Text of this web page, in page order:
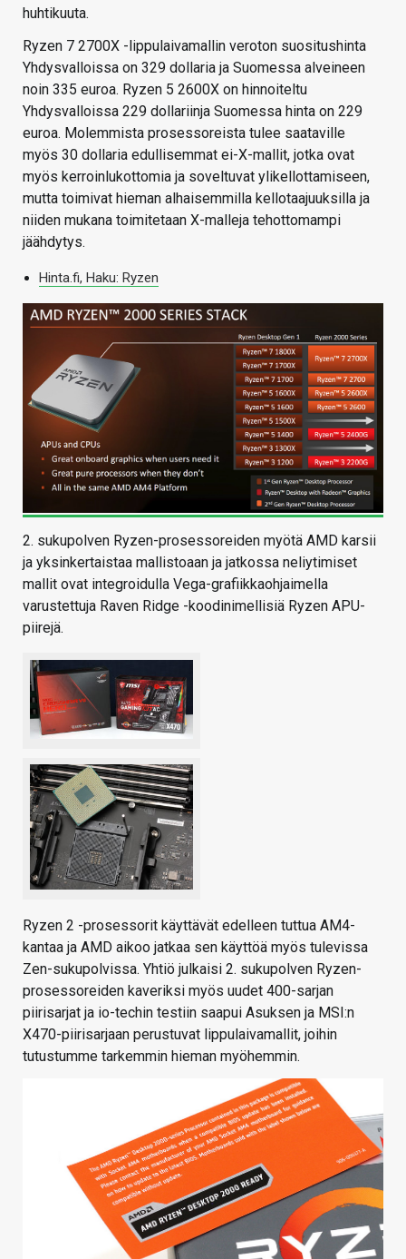
huhtikuuta.
Ryzen 7 2700X -lippulaivamallin veroton suositushinta
Yhdysvalloissa on 329 dollaria ja Suomessa alveineen
noin 335 euroa. Ryzen 5 2600X on hinnoiteltu
Yhdysvalloissa 229 dollariinja Suomessa hinta on 229
euroa. Molemmista prosessoreista tulee saataville
myös 30 dollaria edullisemmat ei-X-mallit, jotka ovat
myös kerroinlukottomia ja soveltuvat ylikellottamiseen,
mutta toimivat hieman alhaisemmilla kellotaajuuksilla ja
niiden mukana toimitetaan X-malleja tehottomampi
jäähdytys.
Hinta.fi, Haku: Ryzen
2. sukupolven Ryzen-prosessoreiden myötä AMD karsii
ja yksinkertaistaa mallistoaan ja jatkossa neliytimiset
mallit ovat integroidulla Vega-grafiikkaohjaimella
varustettuja Raven Ridge -koodinimellisiä Ryzen APU-
piirejä.
Ryzen 2 -prosessorit käyttävät edelleen tuttua AM4-
kantaa ja AMD aikoo jatkaa sen käyttöä myös tulevissa
Zen-sukupolvissa. Yhtiö julkaisi 2. sukupolven Ryzen-
prosessoreiden kaveriksi myös uudet 400-sarjan
piirisarjat ja io-techin testiin saapui Asuksen ja MSI:n
X470-piirisarjaan perustuvat lippulaivamallit, joihin
tutustumme tarkemmin hieman myöhemmin.